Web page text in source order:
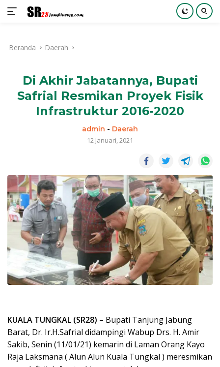
kontenBeranda Daerah
Di Akhir Jabatannya, Bupati
Safrial Resmikan Proyek Fisik
Infrastruktur 2016-2020
admin - Daerah
12 Januari, 2021
KUALA TUNGKAL (SR28) – Bupati Tanjung Jabung
Barat, Dr. Ir.H.Safrial didampingi Wabup Drs. H. Amir
Sakib, Senin (11/01/21) kemarin di Laman Orang Kayo
Raja Laksmana ( Alun Alun Kuala Tungkal ) meresmikan